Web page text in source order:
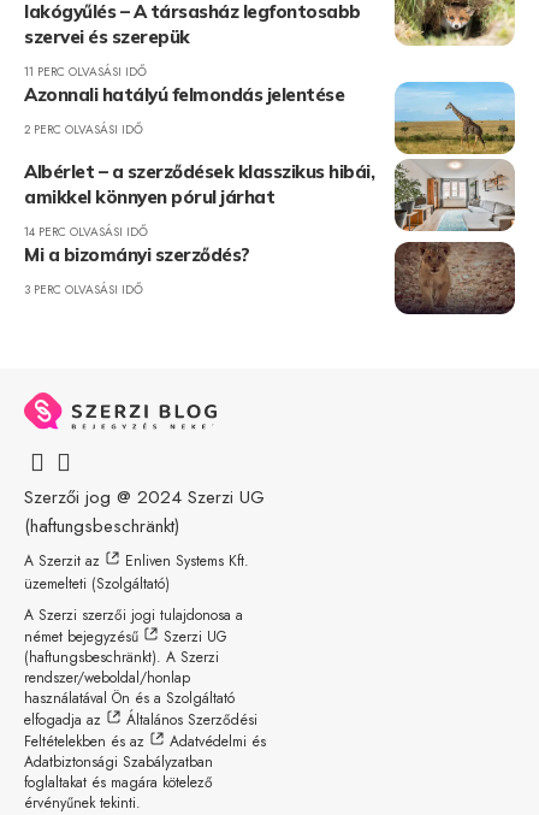
lakógyűlés – A társasház legfontosabb
szervei és szerepük
11 PERC OLVASÁSI IDŐ
Azonnali hatályú felmondás jelentése
2 PERC OLVASÁSI IDŐ
Albérlet – a szerződések klasszikus hibái,
amikkel könnyen pórul járhat
14 PERC OLVASÁSI IDŐ
Mi a bizományi szerződés?
3 PERC OLVASÁSI IDŐ
Szerzői jog @ 2024 Szerzi UG
(haftungsbeschränkt)
A Szerzit az
Enliven Systems Kft.
üzemelteti (Szolgáltató)
A Szerzi szerzői jogi tulajdonosa a
német bejegyzésű
Szerzi UG
(haftungsbeschränkt). A Szerzi
rendszer/weboldal/honlap
használatával Ön és a Szolgáltató
elfogadja az
Általános Szerződési
Feltételekben és az
Adatvédelmi és
Adatbiztonsági Szabályzatban
foglaltakat és magára kötelező
érvényűnek tekinti.